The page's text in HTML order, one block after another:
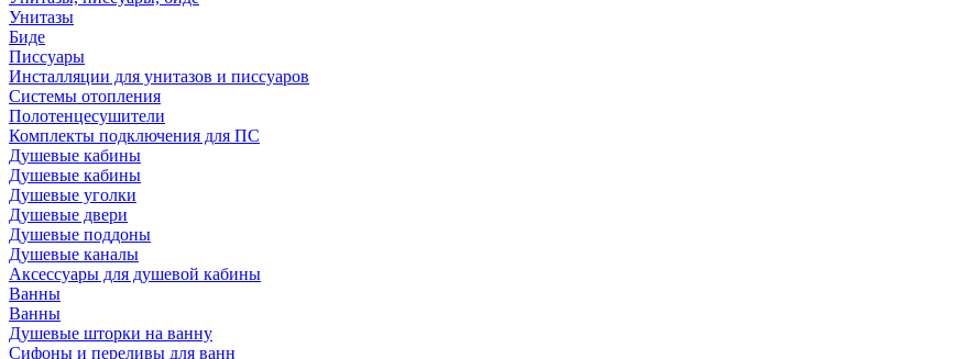
Унитазы
Биде
Писсуары
Инсталляции для унитазов и писсуаров
Системы отопления
Полотенцесушители
Комплекты подключения для ПС
Душевые кабины
Душевые кабины
Душевые уголки
Душевые двери
Душевые поддоны
Душевые каналы
Аксессуары для душевой кабины
Ванны
Ванны
Душевые шторки на ванну
Сифоны и переливы для ванн